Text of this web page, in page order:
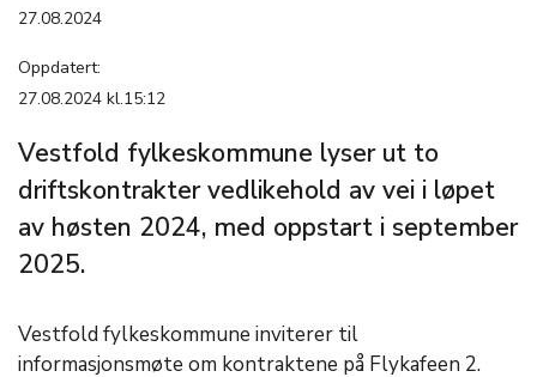
27.08.2024
Oppdatert:
27.08.2024 kl.15:12
Vestfold fylkeskommune lyser ut to
driftskontrakter vedlikehold av vei i løpet
av høsten 2024, med oppstart i september
2025.
Vestfold fylkeskommune inviterer til
informasjonsmøte om kontraktene på Flykafeen 2.